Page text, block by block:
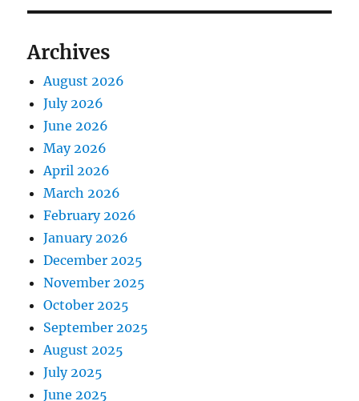
a
t
i
o
n
o
t
Archives
August 2026
July 2026
June 2026
May 2026
April 2026
March 2026
February 2026
January 2026
December 2025
November 2025
October 2025
September 2025
August 2025
July 2025
June 2025